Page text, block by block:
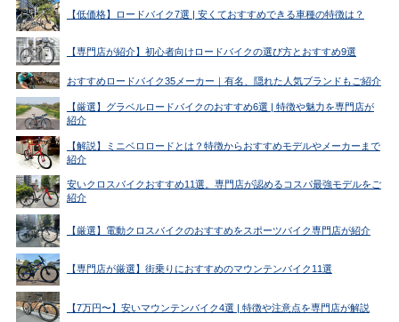
【低価格】ロードバイク7選 | 安くておすすめできる車種の特徴は？
【専門店が紹介】初心者向けロードバイクの選び方とおすすめ9選
おすすめロードバイク35メーカー｜有名、隠れた人気ブランドもご紹介
【厳選】グラベルロードバイクのおすすめ6選 | 特徴や魅力を専門店が
紹介
【解説】ミニベロロードとは？特徴からおすすめモデルやメーカーまで
紹介
安いクロスバイクおすすめ11選。専門店が認めるコスパ最強モデルをご
紹介
【厳選】電動クロスバイクのおすすめをスポーツバイク専門店が紹介
【専門店が厳選】街乗りにおすすめのマウンテンバイク11選
【7万円〜】安いマウンテンバイク4選 | 特徴や注意点を専門店が解説